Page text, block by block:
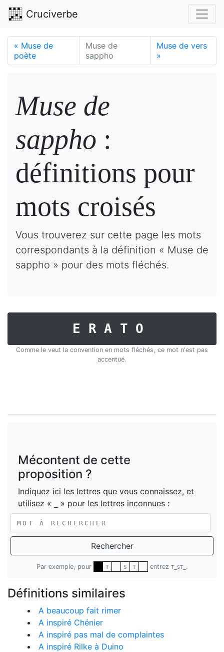
Cruciverbe
« Muse de
poète
Muse de
sappho
Muse de vers
»
Muse de
sappho :
définitions pour
mots croisés
Vous trouverez sur cette page les mots
correspondants à la définition « Muse de
sappho » pour des mots fléchés.
ERATO
Comme le veut la convention en mots fléchés, ce mot n'est pas
accentué.
Mécontent de cette
proposition ?
Indiquez ici les lettres que vous connaissez, et
utilisez «
» pour les lettres inconnues :
Rechercher
Par exemple, pour T S T entrez T_ST_ .
Définitions similaires
A beaucoup fait rimer
A inspiré Chénier
A inspiré pas mal de complaintes
A inspiré Rilke à Duino